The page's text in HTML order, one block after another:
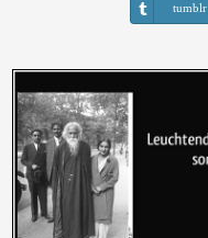
tumblr